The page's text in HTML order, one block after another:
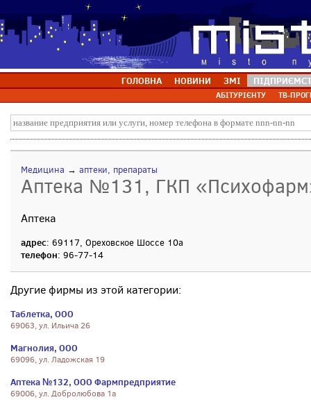
ГОЛОВНА НОВИНИ ЗМІ
АБІТУРІЄНТУ ТВ-
Медицина → аптеки, препараты
Аптека №131, ГКП
Аптека
адрес: 69117, Ореховское Шоссе 10а
телефон: 96-77-14
Другие фирмы из этой категории:
Таблетка, ООО
69063, ул. Ильича 26
Магнолия, ООО
69096, ул. Ладожская 19
Аптека №132, ООО Фармпредприятие
69006, ул. Добролюбова 1а